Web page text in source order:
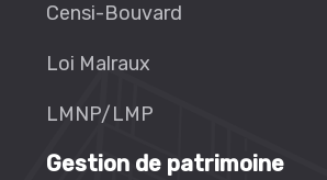
Censi-Bouvard
Loi Malraux
LMNP/LMP
Gestion de patrimoine